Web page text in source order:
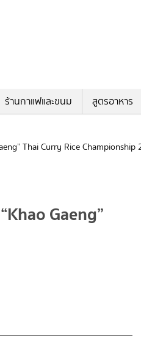
ร้านกาแฟและขนม สูตรอาหาร
Thai Curry Rice Championship
Gaeng”